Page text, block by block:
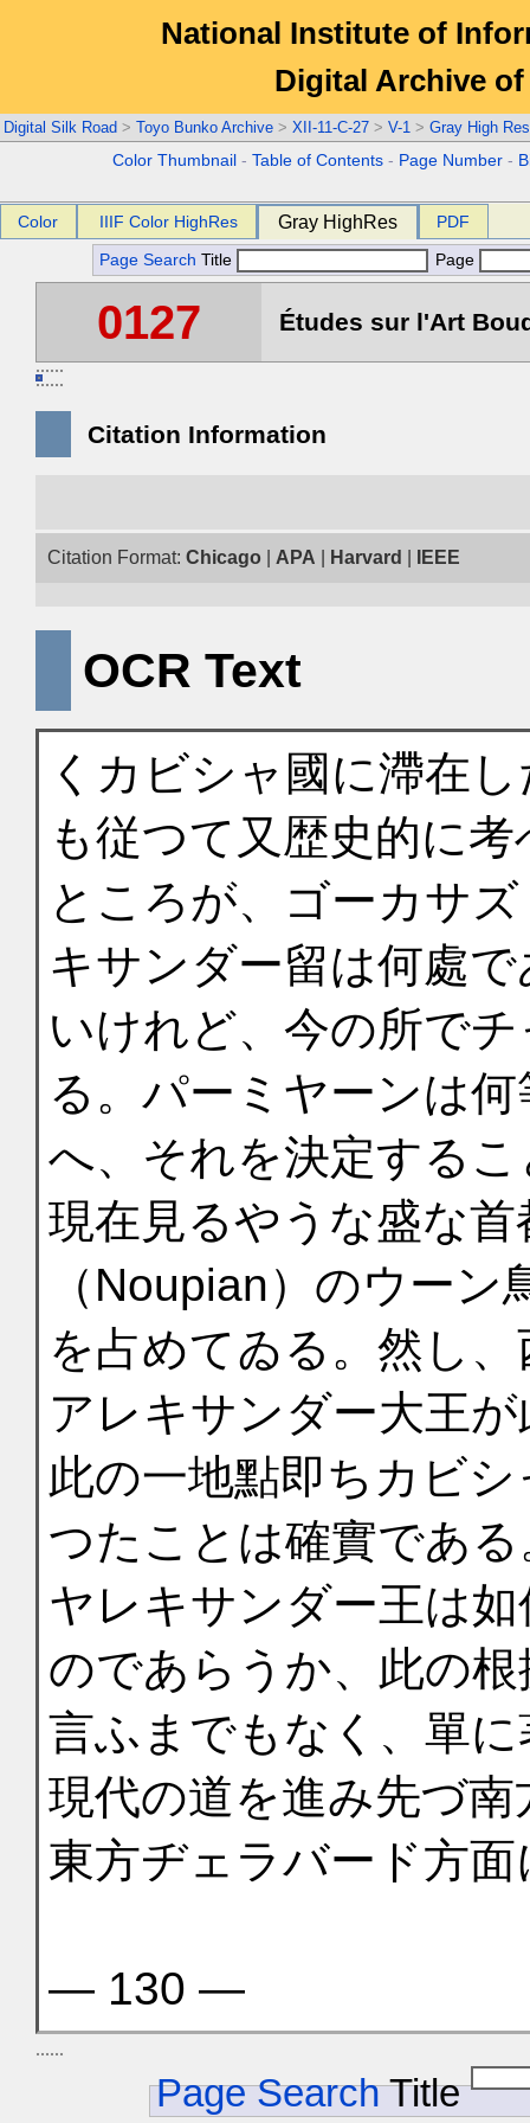
National Institute of
Digital Archive
Digital Silk Road > Toyo Bunko Archive > XII-11-C-27 > V-1 > Gray High
Color Thumbnail -Table of Contents - Page Number -
Color IIIF Color HighRes Gray HighRes PDF
Page Search Title Page
0127 Études sur l'Art
Citation Information
Citation Format: Chicago APA Harvard IEEE
OCR Text
くカビシャ國に滯在
も従つて又歴史的に
ところが、ゴーカサ
キサンダー留は何處
いけれど、今の所で
る。パーミヤーンは
へ、それを決定する
現在見るやうな盛な
（Noupian）のウー
を占めてゐる。然し
アレキサンダー大王
此の一地點即ちカビ
つたことは確實であ
ヤレキサンダー王は
のであらうか、此の
言ふまでもなく、單
現代の道を進み先づ
東方ヂェラバード方
— 130 —
Page Search Title